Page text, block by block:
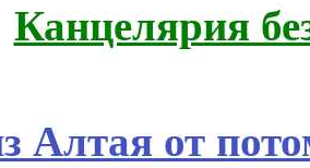
Канцелярия
Алтая от